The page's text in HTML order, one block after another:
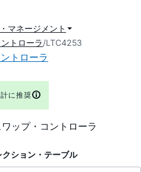
マネージメント
トローラ LTC4253
トローラ
に推奨
ップ・コントローラ
クション・テーブル